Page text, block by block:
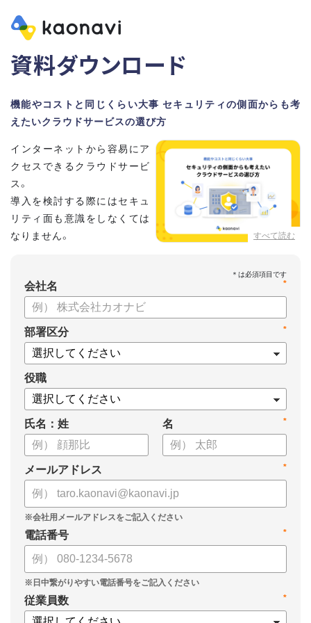
資料ダウンロード
機能やコストと同じくらい大事 セキュリティの側面からも考
えたいクラウドサービスの選び方
すべて読む
インターネットから容易にア
クセスできるクラウドサービ
ス。
導入を検討する際にはセキュ
リティ面も意識をしなくては
なりません。
の観点からみるHRテックサービスの選び方について紹介をし
ていきます。
【資料の内容】
・起こりえる、3つのセキュリティリスク
・サービスを選定する際に意識したい４つのポイント
・カオナビのセキュリティ評価、対策
*
会社名
*
部署区分
役職
氏名：姓 *
名
*
メールアドレス
*
電話番号
*
従業員数